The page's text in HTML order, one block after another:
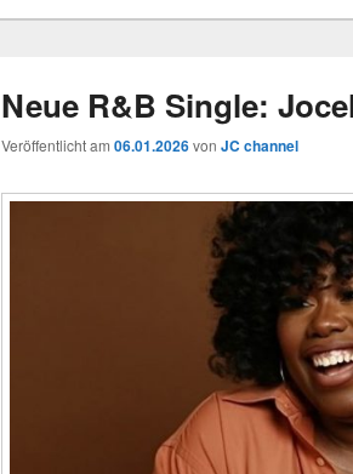
Neue R&B Single:
Veröffentlicht am 06.01.2026von JC channel